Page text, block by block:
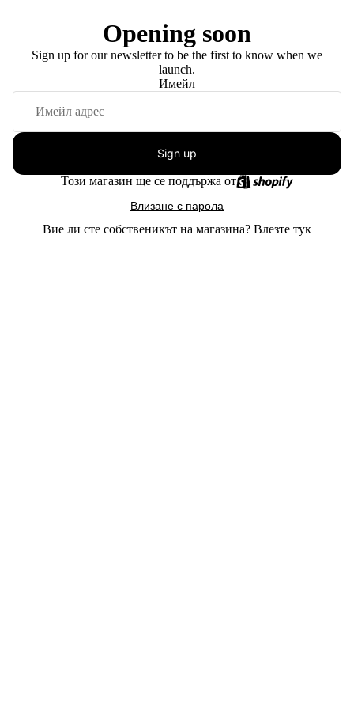
Opening soon
Sign up for our newsletter to be the first to know when we
launch.
Имейл
Sign up
Този магазин ще се поддържа от
Влизане с парола
Вие ли сте собственикът на магазина? Влезте тук